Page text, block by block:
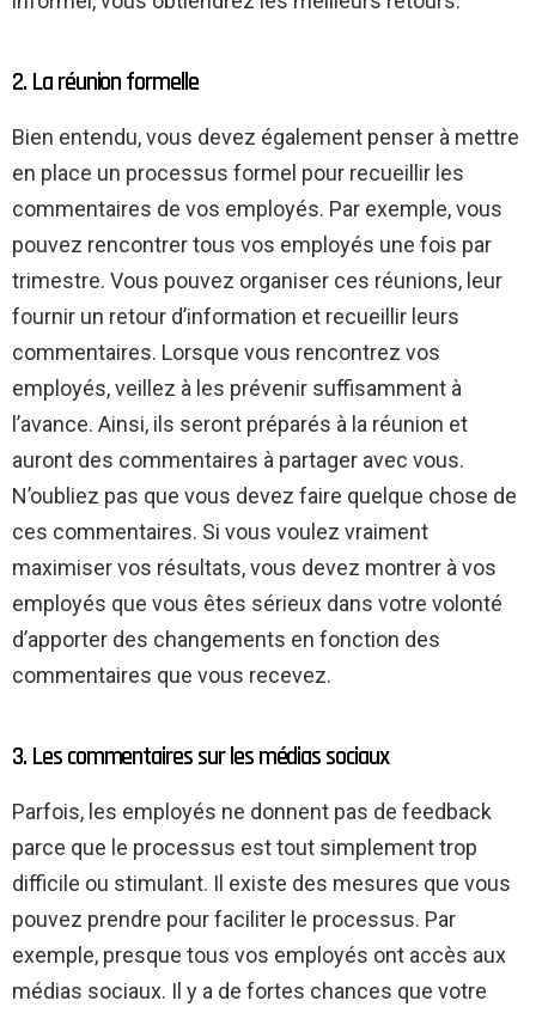
2. La réunion formelle
Bien entendu, vous devez également penser à mettre
en place un processus formel pour recueillir les
commentaires de vos employés. Par exemple, vous
pouvez rencontrer tous vos employés une fois par
trimestre. Vous pouvez organiser ces réunions, leur
fournir un retour d’information et recueillir leurs
commentaires. Lorsque vous rencontrez vos
employés, veillez à les prévenir suffisamment à
l’avance. Ainsi, ils seront préparés à la réunion et
auront des commentaires à partager avec vous.
N’oubliez pas que vous devez faire quelque chose de
ces commentaires. Si vous voulez vraiment
maximiser vos résultats, vous devez montrer à vos
employés que vous êtes sérieux dans votre volonté
d’apporter des changements en fonction des
commentaires que vous recevez.
3. Les commentaires sur les médias sociaux
Parfois, les employés ne donnent pas de feedback
parce que le processus est tout simplement trop
difficile ou stimulant. Il existe des mesures que vous
pouvez prendre pour faciliter le processus. Par
exemple, presque tous vos employés ont accès aux
médias sociaux. Il y a de fortes chances que votre